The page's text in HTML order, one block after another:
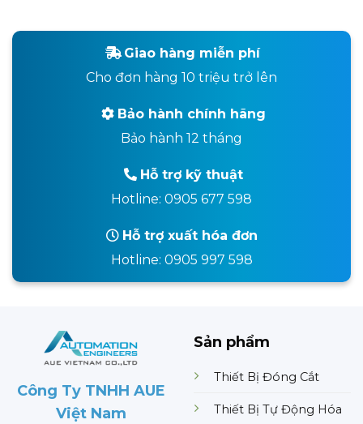
Giao hàng miễn phí
Cho đơn hàng 10 triệu trở lên
Bảo hành chính hãng
Bảo hành 12 tháng
Hỗ trợ kỹ thuật
Hotline: 0905 677 598
Hỗ trợ xuất hóa đơn
Hotline: 0905 997 598
Công Ty TNHH AUE
Việt Nam
Sản phẩm
Thiết Bị Đóng Cắt
Thiết Bị Tự Động Hóa